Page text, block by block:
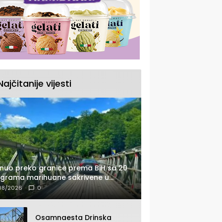
vijesti
preko granice prema BiH sa 20
marihuane sakrivene u
2026 0
Osamnaesta Drinska